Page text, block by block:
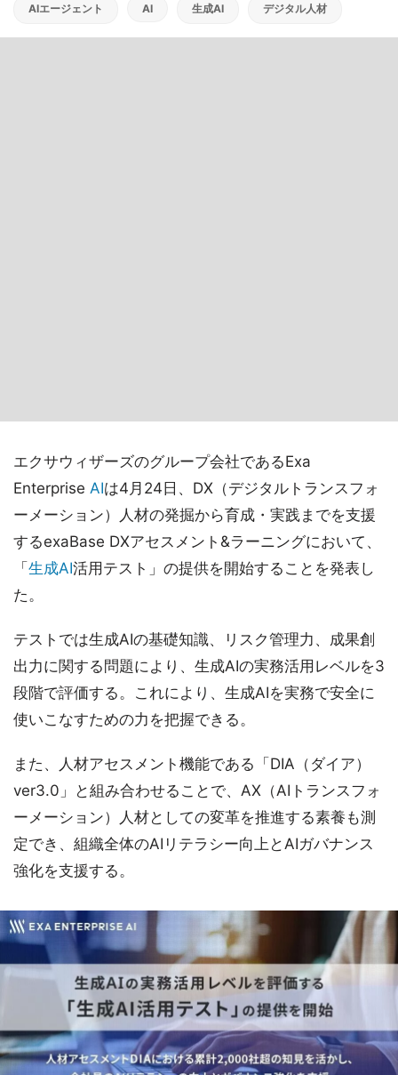
AIエージェント AI 生成AI デジタル人材
エクサウィザーズのグループ会社であるExa
Enterprise AIは4月24日、DX（デジタルトランスフォ
ーメーション）人材の発掘から育成・実践までを支援
するexaBase DXアセスメント&ラーニングにおいて、
「 生成AI活用テスト」の提供を開始することを発表し
た。
テストでは生成AIの基礎知識、リスク管理力、成果創
出力に関する問題により、生成AIの実務活用レベルを3
段階で評価する。これにより、生成AIを実務で安全に
使いこなすための力を把握できる。
また、人材アセスメント機能である「DIA（ダイア）
ver3.0」と組み合わせることで、AX（AIトランスフォ
ーメーション）人材としての変革を推進する素養も測
定でき、組織全体のAIリテラシー向上とAIガバナンス
強化を支援する。